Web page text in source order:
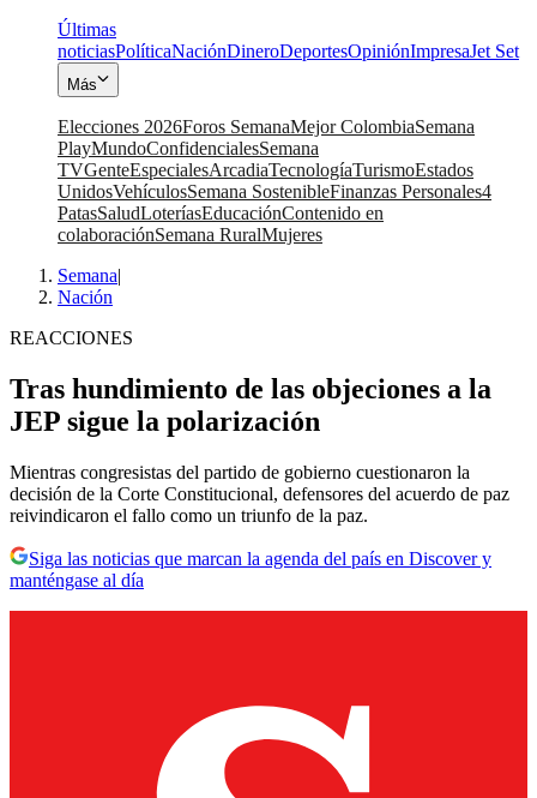
Últimas
noticiasPolíticaNaciónDineroDeportesOpiniónImpresaJet Set
Más
Elecciones 2026Foros SemanaMejor ColombiaSemana
PlayMundoConfidencialesSemana
TVGenteEspecialesArcadiaTecnologíaTurismoEstados
UnidosVehículosSemana SostenibleFinanzas Personales4
PatasSaludLoteríasEducaciónContenido en
colaboraciónSemana RuralMujeres
Semana|
Nación
REACCIONES
Tras hundimiento de las objeciones a la
JEP sigue la polarización
Mientras congresistas del partido de gobierno cuestionaron la
decisión de la Corte Constitucional, defensores del acuerdo de paz
reivindicaron el fallo como un triunfo de la paz.
Siga las noticias que marcan la agenda del país en Discover y
manténgase al día